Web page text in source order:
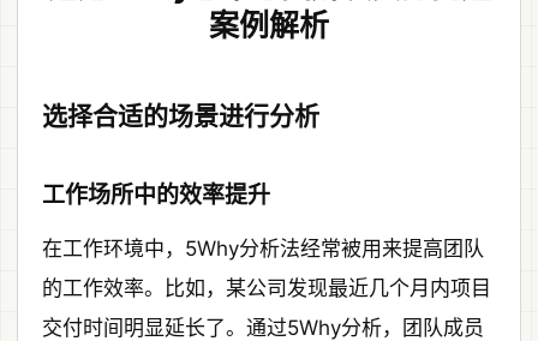
案例解析
选择合适的场景进行分析
工作场所中的效率提升
在工作环境中，5Why分析法经常被用来提高团队
的工作效率。比如，某公司发现最近几个月内项目
交付时间明显延长了。通过5Why分析，团队成员